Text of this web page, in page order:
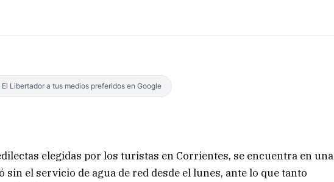
El Libertador a tus medios preferidos en Google
elegidas por los turistas en Corrientes, se encuentra en una
el servicio de agua de red desde el lunes, ante lo que tanto